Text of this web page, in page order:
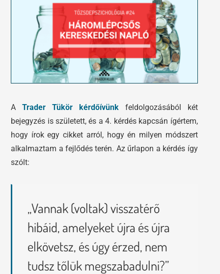
Tőzsdeklub
Adósegéd
Előadások
Képzések
Robotok
Segítség és támogatás
A Trader Tükör kérdőívünkfeldolgozásából két
bejegyzés is született, és a 4. kérdés kapcsán ígértem,
hogy írok egy cikket arról, hogy én milyen módszert
alkalmaztam a fejlődés terén. Az űrlapon a kérdés így
szólt:
„Vannak (voltak) visszatérő
hibáid, amelyeket újra és újra
elkövetsz, és úgy érzed, nem
tudsz tőlük megszabadulni?”